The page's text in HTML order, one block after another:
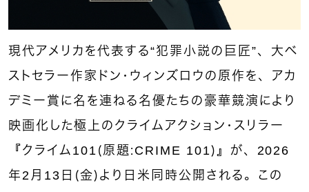
現代アメリカを代表する“犯罪小説の巨匠”、大ベ
ストセラー作家ドン・ウィンズロウの原作を、アカ
デミー賞に名を連ねる名優たちの豪華競演により
映画化した極上のクライムアクション・スリラー
『クライム101（原題：CRIME 101）』が、2026
年2月13日（金）より日米同時公開される。この